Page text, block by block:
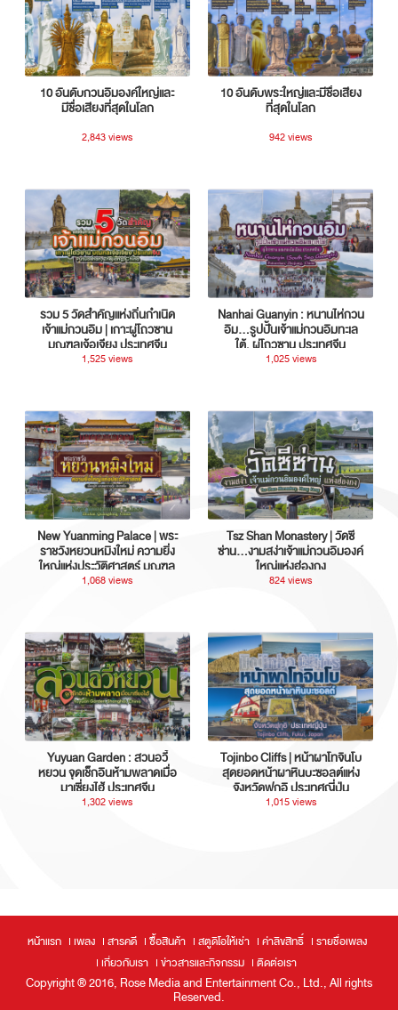
10 อันดับกวนอิมองค์ใหญ่และ
มีชื่อเสียงที่สุดในโลก
2,843 views
10 อันดับพระใหญ่และมีชื่อเสียง
ที่สุดในโลก
942 views
รวม 5 วัดสำคัญแห่งถิ่นกำเนิด
เจ้าแม่กวนอิม | เกาะผู่โถวซาน
มณฑลเจ้อเจียง ประเทศจีน
1,525 views
Nanhai Guanyin : หนานไห่กวน
อิม...รูปปั้นเจ้าแม่กวนอิมทะเล
ใต้, ผู่โถวซาน ประเทศจีน
1,025 views
New Yuanming Palace | พระ
ราชวังหยวนหมิงใหม่ ความยิ่ง
ใหญ่แห่งประวัติศาสตร์ มณฑล
กวางตุ้ง ประเทศจีน
1,068 views
Tsz Shan Monastery | วัดซี
ซ่าน…งามสง่าเจ้าแม่กวนอิมองค์
ใหญ่แห่งฮ่องกง
824 views
Yuyuan Garden : สวนอวี้
หยวน จุดเช็กอินห้ามพลาดเมื่อ
มาเซี่ยงไฮ้ ประเทศจีน
1,302 views
Tojinbo Cliffs | หน้าผาโทจินโบ
สุดยอดหน้าผาหินบะซอลต์แห่ง
จังหวัดฟุกุอิ ประเทศญี่ปุ่น
1,015 views
หน้าแรก เพลง สารคดี ซื้อสินค้า สตูดิโอให้เช่า ค่าลิขสิทธิ์
รายชื่อเพลง
เกี่ยวกับเรา
ข่าวสารและกิจกรรม ติดต่อเรา
Copyright ® 2016, Rose Media and Entertainment Co., Ltd., All rights
Reserved.